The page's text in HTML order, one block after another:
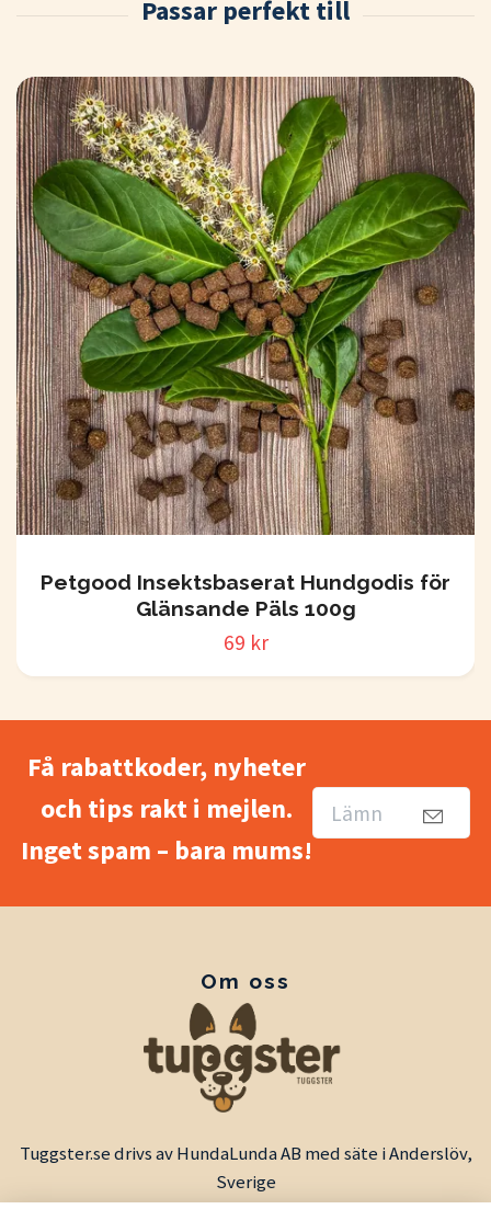
Petgood Insektsbaserat Hundgodis för
Glänsande Päls 100g
69 kr
Få rabattkoder, nyheter
och tips rakt i mejlen.
Inget spam – bara mums!
Om oss
Tuggster.se drivs av HundaLunda AB med säte i Anderslöv,
Sverige